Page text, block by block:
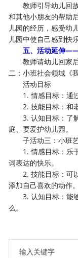
教师引导幼儿回故
和其他小朋友的帮助
儿园的经历，感受幼
儿园中使自己感到快
五、活动延伸——
教师请幼儿回家后
二：小班社会领域《
活动目标
1. 情感目标：通过
2. 技能目标：和老
3. 认知目标：了解
庭、要爱护幼儿园。
子活动三：小班艺
1. 情感目标：乐于
词表达的快乐。
2. 技能目标：可以
添加自己喜欢的动作。
3. 认知目标：能够
么。